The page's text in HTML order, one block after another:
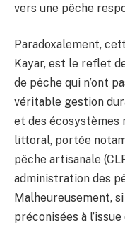
vers une pêche
Paradoxalement,
Kayar, est le reflet
de pêche qui n’ont
véritable gestion
et des écosystèmes
littoral, portée
pêche artisanale
administration des
Malheureusement,
préconisées à